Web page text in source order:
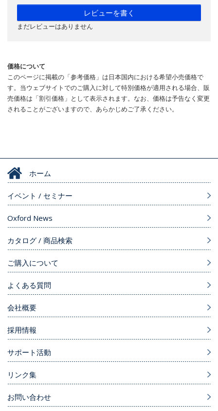
レビューを書く
まだレビューはありません
価格について
このページに掲載の「参考価格」は日本国内における希望小売価格で
す。当ウェブサイトでのご購入に対して特別価格が適用される場合、販
売価格は「割引価格」として表示されます。なお、価格は予告なく変更
されることがございますので、あらかじめご了承ください。
ホーム
イベント / セミナー
Oxford News
カタログ / 商品検索
ご購入について
よくある質問
会社概要
採用情報
サポート活動
リンク集
お問い合わせ